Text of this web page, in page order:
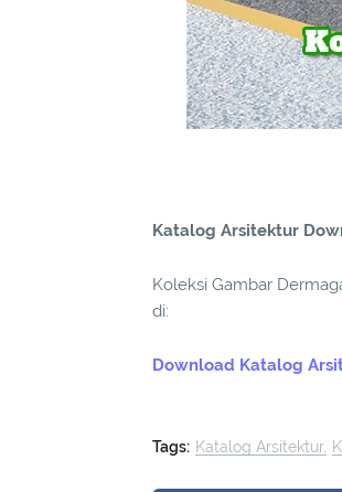
Katalog Arsitektur
Koleksi Gambar
di:
Download Katalog
Tags: Katalog Arsitektur